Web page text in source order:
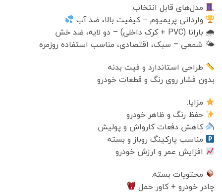
مدل‌های قابل انتخاب:
وارداتی پریمیوم – کیفیت بالا، ضد آب
🌧 بارانا (PVC + کرک داخلی) – دو لایه، ضد خش
🌤 شمعی – سبک، اقتصادی، مناسب استفاده روزمره
طراحی استاندارد و فیت بدنه
بدون فشار روی رنگ و قطعات خودرو
مزایا:
حفظ رنگ و ظاهر خودرو
کاهش دفعات کارواش و پولیش
مناسب پارکینگ روباز و بسته
افزایش عمر و ارزش خودرو
محتویات بسته:
چادر خودرو + کاور حمل